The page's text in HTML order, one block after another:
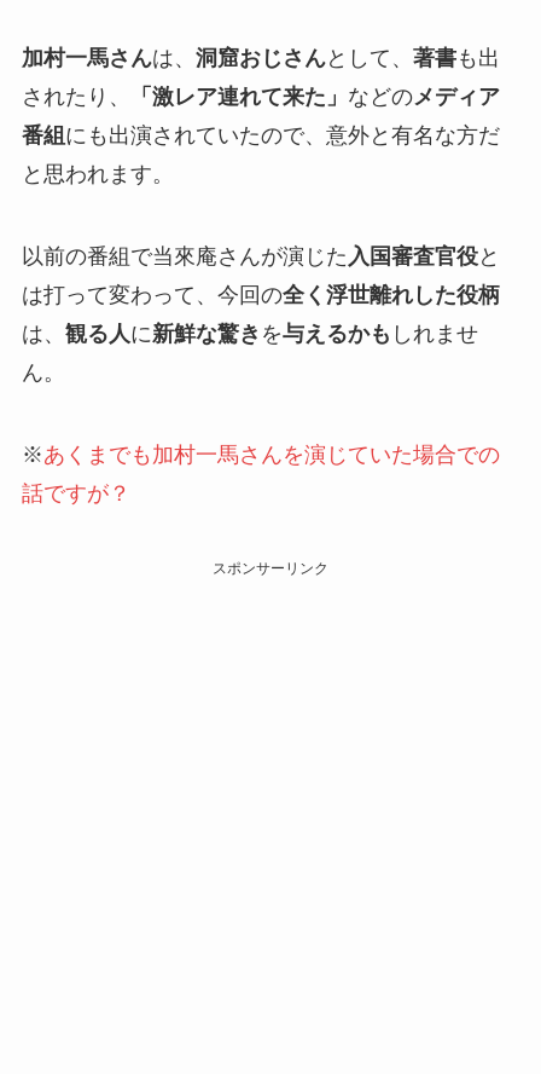
加村一馬さんは、 洞窟おじさんとして、 著書も出
されたり、
「激レア連れて来た」 などのメディア
番組 にも出演されていたので、意外と有名な方だ
と思われます。
以前の番組で当來庵さんが演じた 入国審査官役と
は打って変わって、今回の全く浮世離れした役柄
は、 観る人に新鮮な驚き を与えるかも しれませ
ん。
※あくまでも加村一馬さんを演じていた場合での
話ですが？
スポンサーリンク